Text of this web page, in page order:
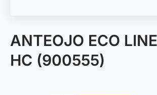
ANTEOJO ECO
HC (900555)